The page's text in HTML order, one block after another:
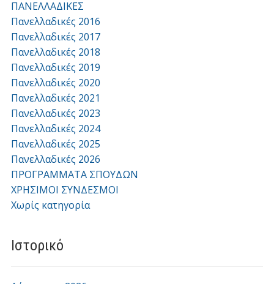
ΠΑΝΕΛΛΑΔΙΚΕΣ
Πανελλαδικές 2016
Πανελλαδικές 2017
Πανελλαδικές 2018
Πανελλαδικές 2019
Πανελλαδικές 2020
Πανελλαδικές 2021
Πανελλαδικές 2023
Πανελλαδικές 2024
Πανελλαδικές 2025
Πανελλαδικές 2026
ΠΡΟΓΡΑΜΜΑΤΑ ΣΠΟΥΔΩΝ
ΧΡΗΣΙΜΟΙ ΣΥΝΔΕΣΜΟΙ
Χωρίς κατηγορία
Ιστορικό